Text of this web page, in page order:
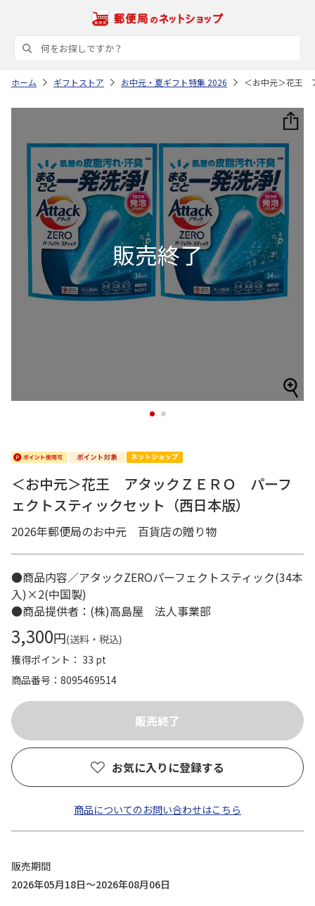
ホーム ギフトストア お中元・夏ギフト特集 2026 ＜お中元＞花王
1 2
＜お中元＞花王 アタックＺＥＲＯ パーフ
ェクトスティックセット（西日本版）
2026年郵便局のお中元 百貨店の贈り物
●商品内容／アタックZEROパーフェクトスティック(34本
入)×2(中国製)
●商品提供者：(株)高島屋 法人事業部
3,300円(送料・税込)
獲得ポイント： 33 pt
商品番号
8095469514
お気に入りに登録する
商品についてのお問い合わせはこちら
販売期間
2026年05月18日～2026年08月06日